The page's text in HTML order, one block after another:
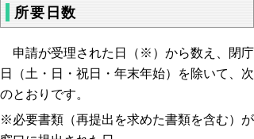
所要日数
申請が受理された日（※）から数え、閉庁
日（土・日・祝日・年末年始）を除いて、次
のとおりです。
※必要書類（再提出を求めた書類を含む）が